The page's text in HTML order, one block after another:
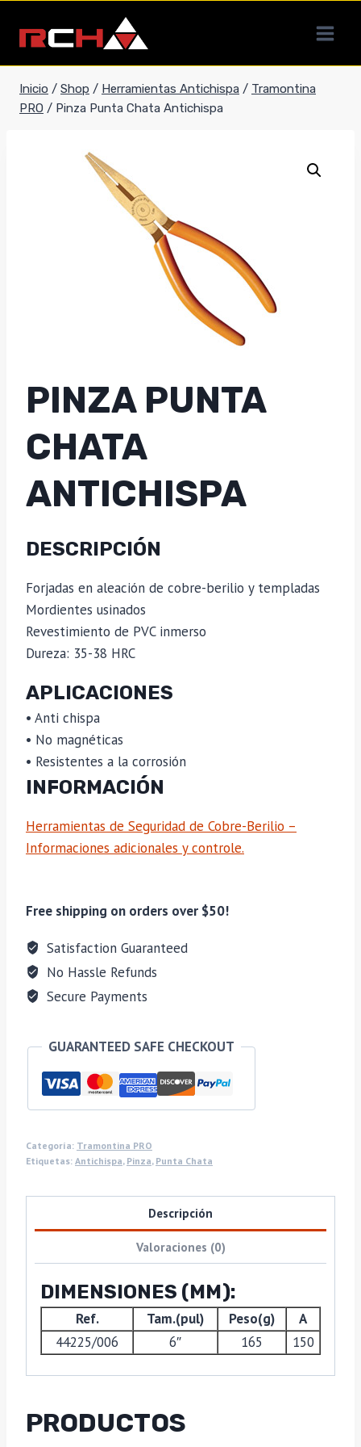
contenido
Inicio / Shop / Herramientas Antichispa / Tramontina
PRO / Pinza Punta Chata Antichispa
PINZA PUNTA
CHATA
ANTICHISPA
DESCRIPCIÓN
Forjadas en aleación de cobre-berilio y templadas
Mordientes usinados
Revestimiento de PVC inmerso
Dureza: 35-38 HRC
APLICACIONES
• Anti chispa
• No magnéticas
• Resistentes a la corrosión
INFORMACIÓN
Herramientas de Seguridad de Cobre-Berilio –
Informaciones adicionales y controle.
Free shipping on orders over $50!
Satisfaction Guaranteed
No Hassle Refunds
Secure Payments
GUARANTEED SAFE CHECKOUT
Categoría: Tramontina PRO
Etiquetas: Antichispa, Pinza, Punta Chata
Descripción
Valoraciones (0)
DIMENSIONES (MM):
Ref. Tam.(pul) Peso(g)
A
44225/006
6″ 165 150
PRODUCTOS